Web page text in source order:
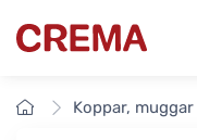
Crema
Framsidan
Koppar,